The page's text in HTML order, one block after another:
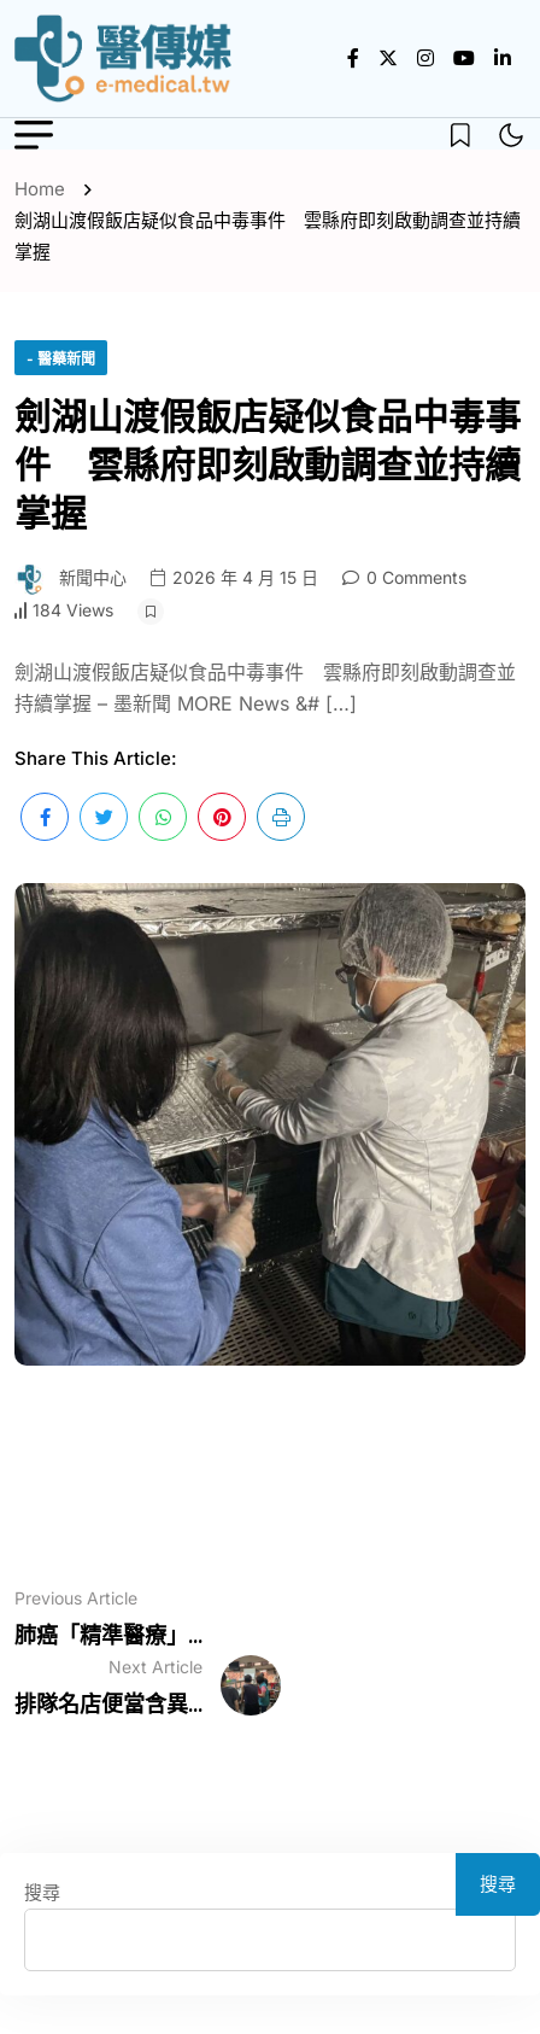
Home
劍湖山渡假飯店疑似食品中毒事件 雲縣府即刻啟動調查並持續
掌握
- 醫藥新聞
劍湖山渡假飯店疑似食品中毒事
件 雲縣府即刻啟動調查並持續
掌握
新聞中心 2026 年 4 月 15 日
0 Comments
184 Views
劍湖山渡假飯店疑似食品中毒事件 雲縣府即刻啟動調查並
持續掌握 – 墨新聞 MORE News &# […]
Share This Article:
Previous Article
肺癌「精準醫療」...
Next Article
排隊名店便當含異...
搜尋 搜尋